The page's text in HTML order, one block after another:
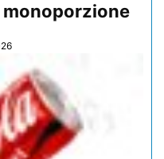
monoporzione